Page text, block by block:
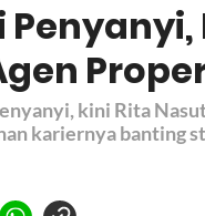
kini Rita
kariernya banting